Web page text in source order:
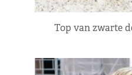
Top van zwarte